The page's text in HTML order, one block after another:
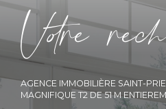
Vore rec
AGENCE IMMOBILIÈRE SAINT-
MAGNIFIQUE T2 DE 51 M